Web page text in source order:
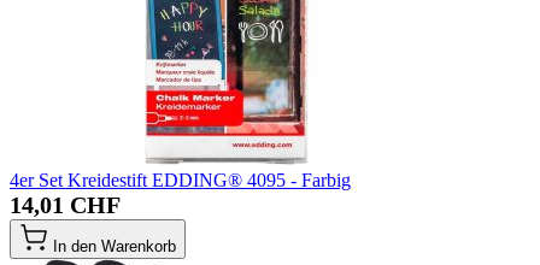
4er Set Kreidestift EDDING® 4095 - Farbig
14,01 CHF
In den Warenkorb